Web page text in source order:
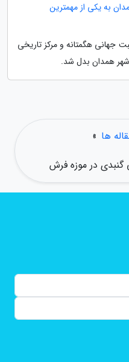
به یکی از مهمترین
جهانی هگمتانه و مرکز تاریخی
همدان بدل شد.
ها »
در موزه فرش